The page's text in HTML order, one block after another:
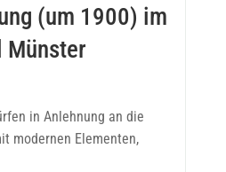
(um 1900) im
Münster
in Anlehnung an die
modernen Elementen,